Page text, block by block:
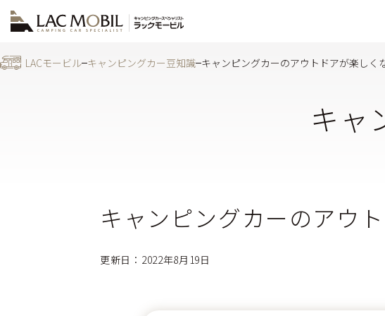
LACモービル キャンピングカー豆知識 キャンピングカーのアウトドアが楽しく
キャ
キャンピングカーのアウ
更新日：2022年8月19日